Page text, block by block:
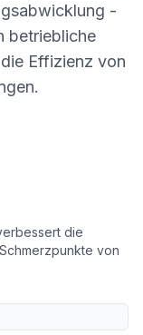
-
betriebliche
Effizienz von
die
von